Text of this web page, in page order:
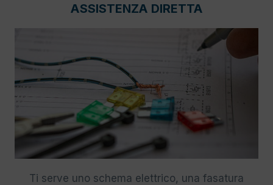
ASSISTENZA DIRETTA
Ti serve uno schema elettrico, una fasatura